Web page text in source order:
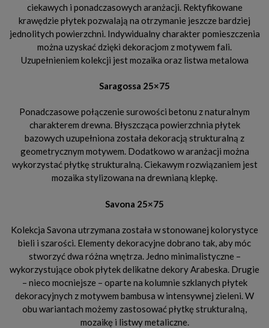
ciekawych i ponadczasowych aranżacji. Rektyfikowane
krawędzie płytek pozwalają na otrzymanie jeszcze bardziej
jednolitych powierzchni. Indywidualny charakter pomieszczenia
można uzyskać dzięki dekoracjom z motywem fali.
Uzupełnieniem kolekcji jest mozaika oraz listwa metalowa
Saragossa 25×75
Ponadczasowe połączenie surowości betonu z naturalnym
charakterem drewna. Błyszcząca powierzchnia płytek
bazowych uzupełniona została dekoracją strukturalną z
geometrycznym motywem. Dodatkowo w aranżacji można
wykorzystać płytkę strukturalną. Ciekawym rozwiązaniem jest
mozaika stylizowana na drewnianą klepkę.
Savona 25×75
Kolekcja Savona utrzymana została w stonowanej kolorystyce
bieli i szarości. Elementy dekoracyjne dobrano tak, aby móc
stworzyć dwa różna wnętrza. Jedno minimalistyczne –
wykorzystujące obok płytek delikatne dekory Arabeska. Drugie
– nieco mocniejsze – oparte na kolumnie szklanych płytek
dekoracyjnych z motywem bambusa w intensywnej zieleni. W
obu wariantach możemy zastosować płytkę strukturalną,
mozaikę i listwy metaliczne.